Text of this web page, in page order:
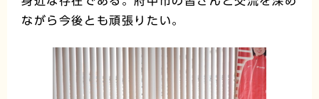
ながら今後とも頑張りたい。